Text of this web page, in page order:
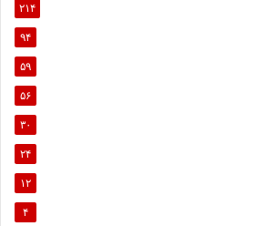
۲۱۴
۹۴
۵۹
۵۶
۳۰
۲۴
۱۲
۴